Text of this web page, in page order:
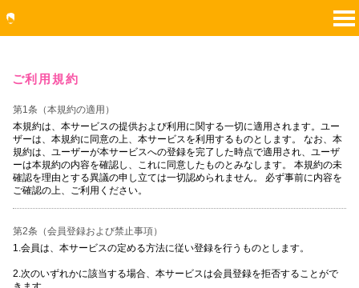
ご利用規約
第1条（本規約の適用）
本規約は、本サービスの提供および利用に関する一切に適用されます。ユー
ザーは、本規約に同意の上、本サービスを利用するものとします。 なお、本
規約は、ユーザーが本サービスへの登録を完了した時点で適用され、ユーザ
ーは本規約の内容を確認し、これに同意したものとみなします。 本規約の未
確認を理由とする異議の申し立ては一切認められません。 必ず事前に内容を
ご確認の上、ご利用ください。
第2条（会員登録および禁止事項）
1.会員は、本サービスの定める方法に従い登録を行うものとします。
2.次のいずれかに該当する場合、本サービスは会員登録を拒否することがで